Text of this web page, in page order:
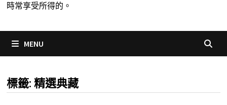
時常享受所得的。
MENU
標籤: 精選典藏